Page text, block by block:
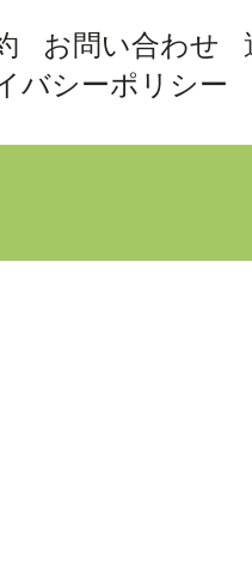
お問い合わせ
バシーポリシー